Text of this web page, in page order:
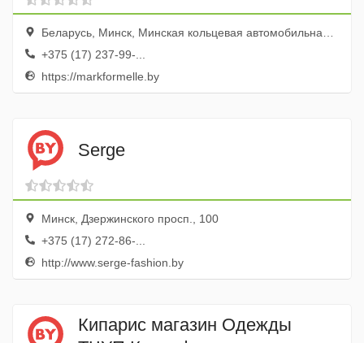
Беларусь, Минск, Минская кольцевая автомобильная дорога, ТК Экспобел
+375 (17) 237-99-...
https://markformelle.by
Serge
Минск, Дзержинского просп., 100
+375 (17) 272-86-...
http://www.serge-fashion.by
Кипарис магазин Одежды